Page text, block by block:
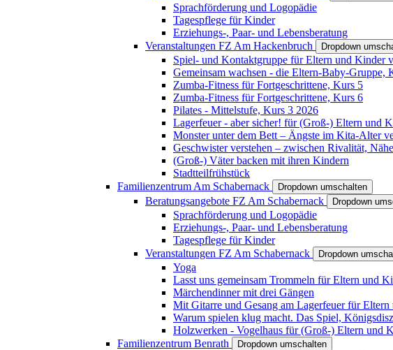
Sprachförderung und Logopädie
Tagespflege für Kinder
Erziehungs-, Paar- und Lebensberatung
Veranstaltungen FZ Am Hackenbruch
Dropdown
Spiel- und Kontaktgruppe für Eltern und Kinder
Gemeinsam wachsen - die Eltern-Baby-Gruppe,
Zumba-Fitness für Fortgeschrittene, Kurs 5
Zumba-Fitness für Fortgeschrittene, Kurs 6
Pilates - Mittelstufe, Kurs 3 2026
Lagerfeuer - aber sicher! für (Groß-) Eltern und
Monster unter dem Bett – Ängste im Kita-Alter
Geschwister verstehen – zwischen Rivalität,
(Groß-) Väter backen mit ihren Kindern
Stadtteilfrühstück
Familienzentrum Am Schabernack
Dropdown umschalten
Beratungsangebote FZ Am Schabernack Dropdown
Sprachförderung und Logopädie
Erziehungs-, Paar- und Lebensberatung
Tagespflege für Kinder
Veranstaltungen FZ Am Schabernack
Dropdown
Yoga
Lasst uns gemeinsam Trommeln für Eltern und
Märchendinner mit drei Gängen
Mit Gitarre und Gesang am Lagerfeuer für
Warum spielen klug macht. Das Spiel,
Holzwerken - Vogelhaus für (Groß-) Eltern und
Familienzentrum Benrath
Dropdown umschalten